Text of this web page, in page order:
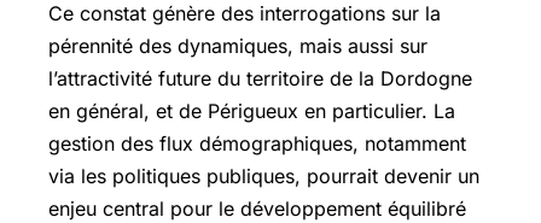
Ce constat génère des interrogations sur la
pérennité des dynamiques, mais aussi sur
l’attractivité future du territoire de la Dordogne
en général, et de Périgueux en particulier. La
gestion des flux démographiques, notamment
via les politiques publiques, pourrait devenir un
enjeu central pour le développement équilibré